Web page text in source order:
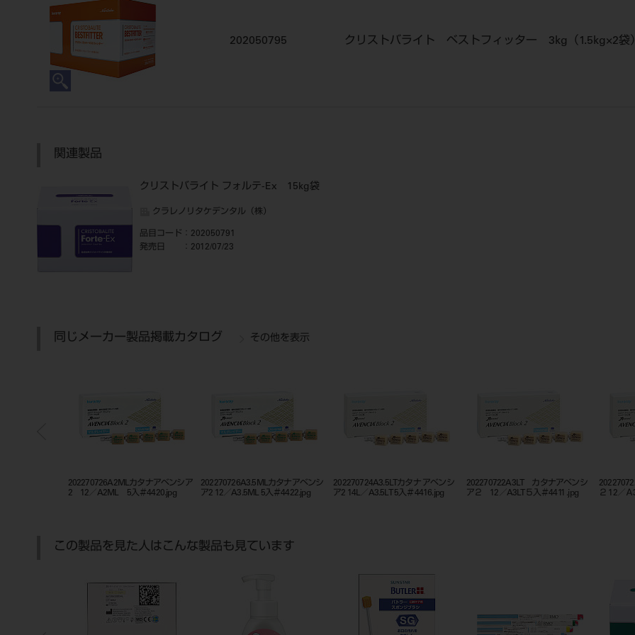
202050795 クリストバライト ベストフィッター 3kg（1.5kg×2袋
関連製品
クリストバライト フォルテ-Ex 15kg袋
クラレノリタケデンタル（株）
品目コード ：202050791
発売日
：2012/07/23
同じメーカー製品掲載カタログ その他を表示
202270726A2MLカタナアベンシア
2 12／A2ML 5入＃4420.jpg
202270726A3.5MLカタナアベンシ
ア2 12／A3.5ML 5入＃4422.jpg
202270724A3.5LTカタナ アベンシ
ア2 14L／A3.5LT 5入＃4416.jpg
202270722A3LT カタナアベンシ
ア２ 12／A3LT５入＃4411 .jpg
２ 12／
この製品を見た人はこんな製品も見ています